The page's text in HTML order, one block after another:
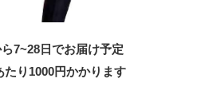
7~28日でお届け予定
たり 1000円かかります